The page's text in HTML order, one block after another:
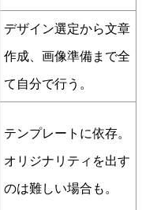
デザイン選定から文章
作成、画像準備まで全
て自分で行う。
テンプレートに依存。
オリジナリティを出す
のは難しい場合も。